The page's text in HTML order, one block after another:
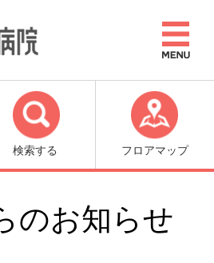
検索する フロアマップ
のお知らせ